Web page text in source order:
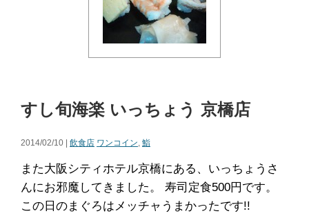
すし旬海楽 いっちょう 京橋店
2014/02/10 | 飲食店 ワンコイン, 鮨
また大阪シティホテル京橋にある、いっちょうさ
んにお邪魔してきました。 寿司定食500円です。
この日のまぐろはメッチャうまかったです!!